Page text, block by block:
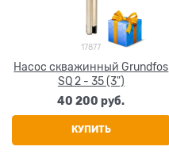
17877
Насос скважинный Grundfos
SQ 2 - 35 (3")
40 200 руб.
КУПИТЬ